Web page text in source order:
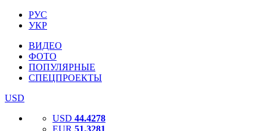
РУС
УКР
ВИДЕО
ФОТО
ПОПУЛЯРНЫЕ
СПЕЦПРОЕКТЫ
USD
USD 44.4278
EUR 51.3281